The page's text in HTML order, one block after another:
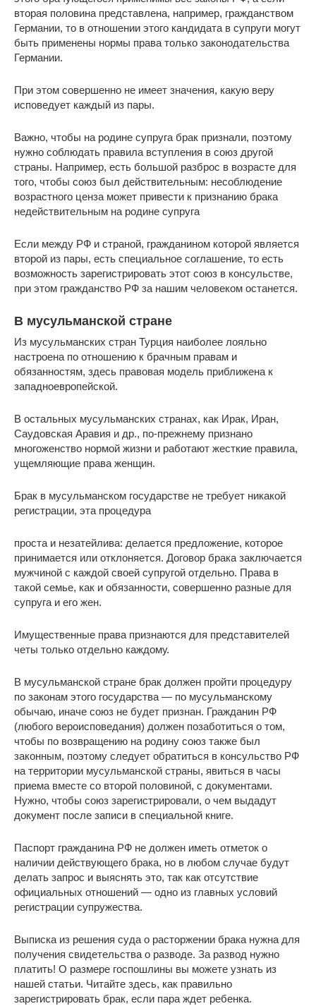
вторая половина представлена, например, гражданством
Германии, то в отношении этого кандидата в супруги могут
быть применены нормы права только законодательства
Германии.
При этом совершенно не имеет значения, какую веру
исповедует каждый из пары.
Важно, чтобы на родине супруга брак признали, поэтому
нужно соблюдать правила вступления в союз другой
страны. Например, есть большой разброс в возрасте для
того, чтобы союз был действительным: несоблюдение
возрастного ценза может привести к признанию брака
недействительным на родине супруга
Если между РФ и страной, гражданином которой является
второй из пары, есть специальное соглашение, то есть
возможность зарегистрировать этот союз в консульстве,
при этом гражданство РФ за нашим человеком останется.
В мусульманской стране
Из мусульманских стран Турция наиболее лояльно
настроена по отношению к брачным правам и
обязанностям, здесь правовая модель приближена к
западноевропейской.
В остальных мусульманских странах, как Ирак, Иран,
Саудовская Аравия и др., по-прежнему признано
многоженство нормой жизни и работают жесткие правила,
ущемляющие права женщин.
Брак в мусульманском государстве не требует никакой
регистрации, эта процедура
проста и незатейлива: делается предложение, которое
принимается или отклоняется. Договор брака заключается
мужчиной с каждой своей супругой отдельно. Права в
такой семье, как и обязанности, совершенно разные для
супруга и его жен.
Имущественные права признаются для представителей
четы только отдельно каждому.
В мусульманской стране брак должен пройти процедуру
по законам этого государства — по мусульманскому
обычаю, иначе союз не будет признан. Гражданин РФ
(любого вероисповедания) должен позаботиться о том,
чтобы по возвращению на родину союз также был
законным, поэтому следует обратиться в консульство РФ
на территории мусульманской страны, явиться в часы
приема вместе со второй половиной, с документами.
Нужно, чтобы союз зарегистрировали, о чем выдадут
документ после записи в специальной книге.
Паспорт гражданина РФ не должен иметь отметок о
наличии действующего брака, но в любом случае будут
делать запрос и выяснять это, так как отсутствие
официальных отношений — одно из главных условий
регистрации супружества.
Выписка из решения суда о расторжении брака нужна для
получения свидетельства о разводе. За развод нужно
платить! О размере госпошлины вы можете узнать из
нашей статьи. Читайте здесь, как правильно
зарегистрировать брак, если пара ждет ребенка.